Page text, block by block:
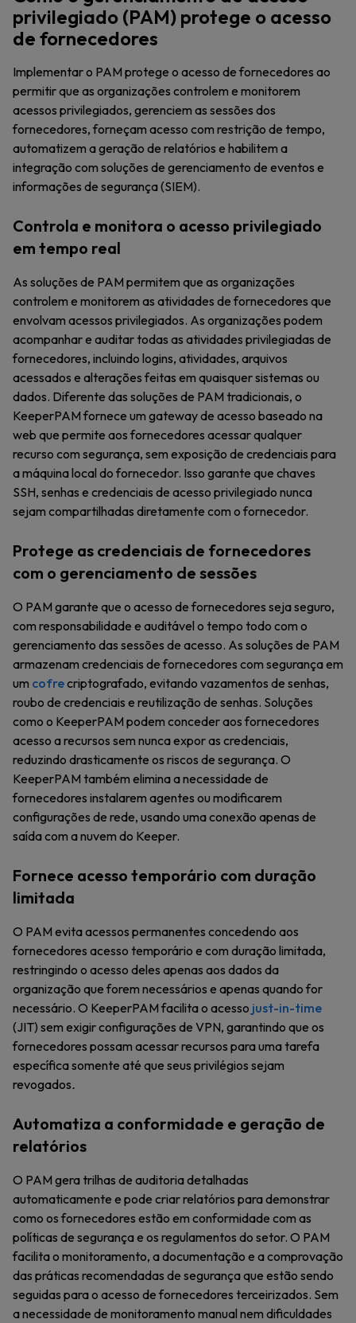
privilegiado (PAM) protege o acesso
de fornecedores
Implementar o PAM protege o acesso de fornecedores ao
permitir que as organizações controlem e monitorem
acessos privilegiados, gerenciem as sessões dos
fornecedores, forneçam acesso com restrição de tempo,
automatizem a geração de relatórios e habilitem a
integração com soluções de gerenciamento de eventos e
informações de segurança (SIEM).
Controla e monitora o acesso privilegiado
em tempo real
As soluções de PAM permitem que as organizações
controlem e monitorem as atividades de fornecedores que
envolvam acessos privilegiados. As organizações podem
acompanhar e auditar todas as atividades privilegiadas de
fornecedores, incluindo logins, atividades, arquivos
acessados e alterações feitas em quaisquer sistemas ou
dados. Diferente das soluções de PAM tradicionais, o
KeeperPAM fornece um gateway de acesso baseado na
web que permite aos fornecedores acessar qualquer
recurso com segurança, sem exposição de credenciais para
a máquina local do fornecedor. Isso garante que chaves
SSH, senhas e credenciais de acesso privilegiado nunca
sejam compartilhadas diretamente com o fornecedor.
Protege as credenciais de fornecedores
com o gerenciamento de sessões
O PAM garante que o acesso de fornecedores seja seguro,
com responsabilidade e auditável o tempo todo com o
gerenciamento das sessões de acesso. As soluções de PAM
armazenam credenciais de fornecedores com segurança em
um cofrecriptografado, evitando vazamentos de senhas,
roubo de credenciais e reutilização de senhas. Soluções
como o KeeperPAM podem conceder aos fornecedores
acesso a recursos sem nunca expor as credenciais,
reduzindo drasticamente os riscos de segurança. O
KeeperPAM também elimina a necessidade de
fornecedores instalarem agentes ou modificarem
configurações de rede, usando uma conexão apenas de
saída com a nuvem do Keeper.
Fornece acesso temporário com duração
limitada
O PAM evita acessos permanentes concedendo aos
fornecedores acesso temporário e com duração limitada,
restringindo o acesso deles apenas aos dados da
organização que forem necessários e apenas quando for
necessário. O KeeperPAM facilita o acesso just-in-time
(JIT) sem exigir configurações de VPN, garantindo que os
fornecedores possam acessar recursos para uma tarefa
específica somente até que seus privilégios sejam
revogados.
Automatiza a conformidade e geração de
relatórios
O PAM gera trilhas de auditoria detalhadas
automaticamente e pode criar relatórios para demonstrar
como os fornecedores estão em conformidade com as
políticas de segurança e os regulamentos do setor. O PAM
facilita o monitoramento, a documentação e a comprovação
das práticas recomendadas de segurança que estão sendo
seguidas para o acesso de fornecedores terceirizados. Sem
a necessidade de monitoramento manual nem dificuldades